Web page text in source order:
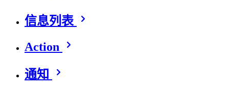
信息列表
Action
通知